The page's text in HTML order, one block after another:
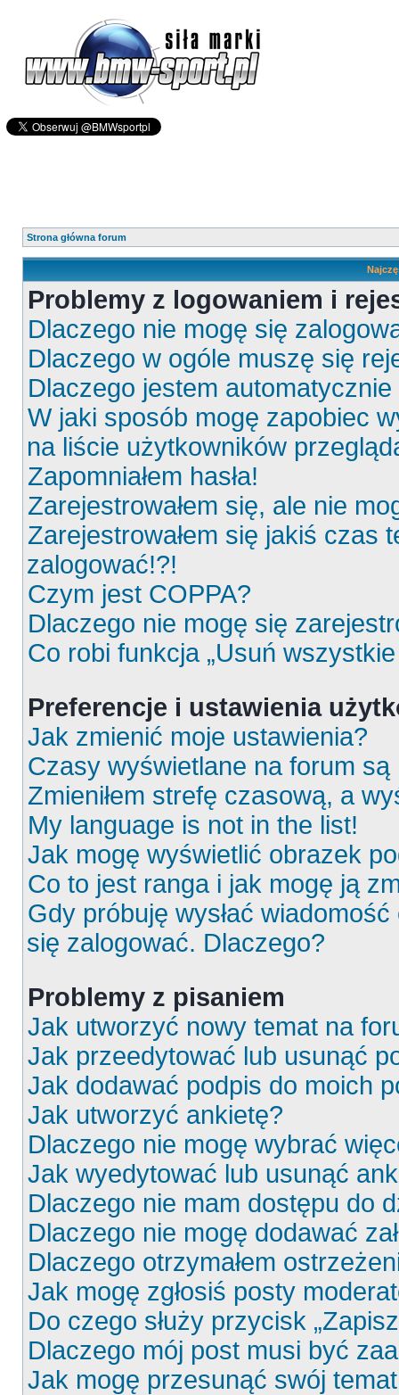
Strona główna forum
Problemy z logowaniem i
Dlaczego nie mogę się
Dlaczego w ogóle muszę się
Dlaczego jestem
W jaki sposób mogę zapobiec
na liście użytkowników
Zapomniałem hasła!
Zarejestrowałem się, ale nie
Zarejestrowałem się jakiś czas
zalogować!?!
Czym jest COPPA?
Dlaczego nie mogę się
Co robi funkcja „Usuń
Preferencje i ustawienia
Jak zmienić moje ustawienia?
Czasy wyświetlane na forum są
Zmieniłem strefę czasową, a
My language is not in the list!
Jak mogę wyświetlić obrazek
Co to jest ranga i jak mogę ją
Gdy próbuję wysłać
się zalogować. Dlaczego?
Problemy z pisaniem
Jak utworzyć nowy temat na
Jak przeedytować lub usunąć
Jak dodawać podpis do moich
Jak utworzyć ankietę?
Dlaczego nie mogę wybrać
Jak wyedytować lub usunąć
Dlaczego nie mam dostępu do
Dlaczego nie mogę dodawać
Dlaczego otrzymałem
Jak mogę zgłosiś posty
Do czego służy przycisk
Dlaczego mój post musi być
Jak mogę przesunąć swój